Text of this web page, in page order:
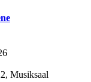
Musiksaal